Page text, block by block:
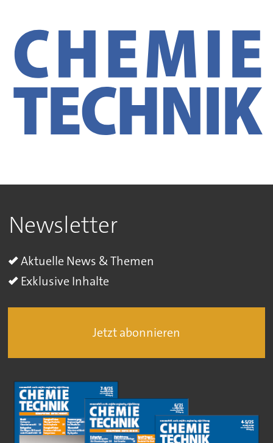
Newsletter
Aktuelle News & Themen
Exklusive Inhalte
Jetzt abonnieren